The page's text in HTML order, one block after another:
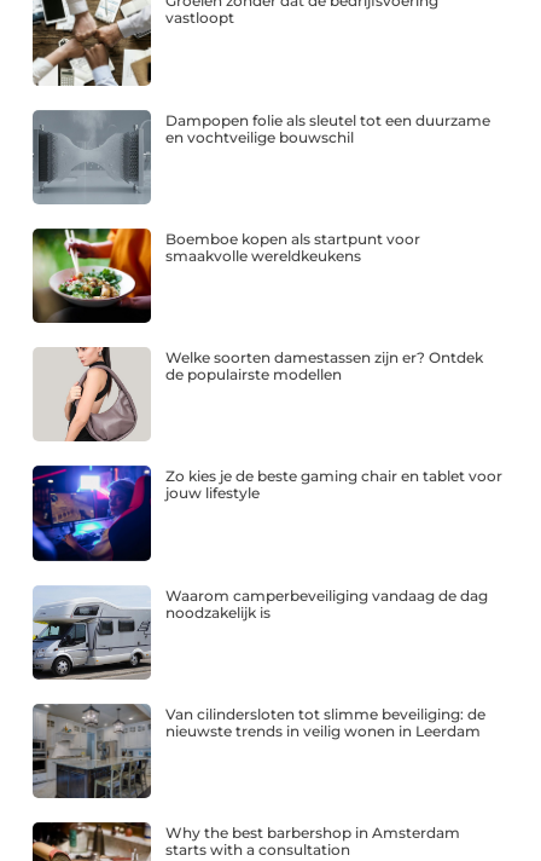
vastloopt
Dampopen folie als sleutel tot een duurzame
en vochtveilige bouwschil
Boemboe kopen als startpunt voor
smaakvolle wereldkeukens
Welke soorten damestassen zijn er? Ontdek
de populairste modellen
Zo kies je de beste gaming chair en tablet voor
jouw lifestyle
Waarom camperbeveiliging vandaag de dag
noodzakelijk is
Van cilindersloten tot slimme beveiliging: de
nieuwste trends in veilig wonen in Leerdam
Why the best barbershop in Amsterdam
starts with a consultation